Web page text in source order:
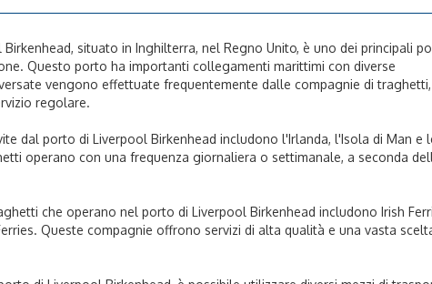
situato in Inghilterra, nel Regno Unito, è uno dei principali
Questo porto ha importanti collegamenti marittimi con diverse
vengono effettuate frequentemente dalle compagnie di
regolare.
dal porto di Liverpool Birkenhead includono l'Irlanda, l'Isola di Man e
operano con una frequenza giornaliera o settimanale, a seconda
che operano nel porto di Liverpool Birkenhead includono Irish
Queste compagnie offrono servizi di alta qualità e una vasta